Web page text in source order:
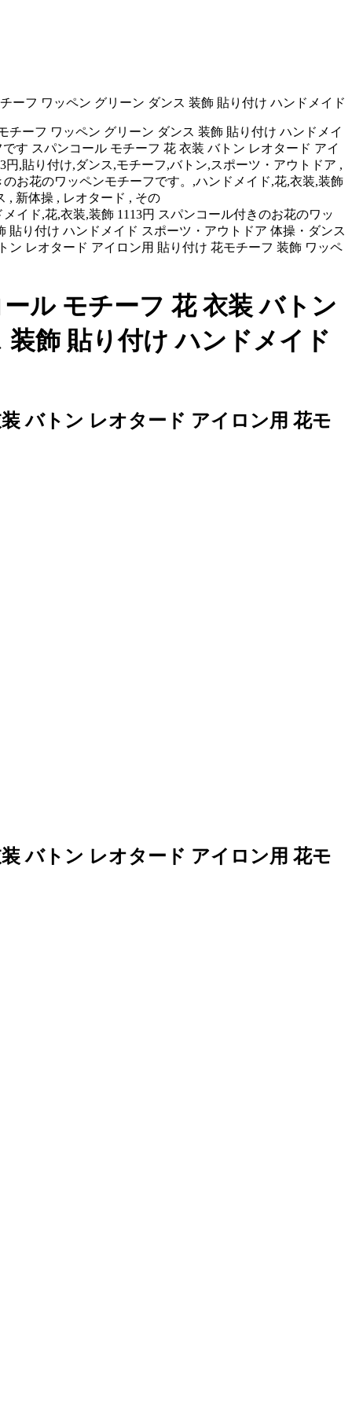
ーフ ワッペン グリーン ダンス 装飾 貼り付け ハンドメイド
ーフ ワッペン グリーン ダンス 装飾 貼り付け ハンドメイ
す スパンコール モチーフ 花 衣装 バトン レオタード アイ
,貼り付け,ダンス,モチーフ,バトン,スポーツ・アウトドア ,
のお花のワッペンモチーフです。,ハンドメイド,花,衣装,装飾
, 新体操 , レオタード , その
イド,花,衣装,装飾 1113円 スパンコール付きのお花のワッ
り付け ハンドメイド スポーツ・アウトドア 体操・ダンス
レオタード アイロン用 貼り付け 花モチーフ 装飾 ワッペ
ル モチーフ 花 衣装 バトン
飾 貼り付け ハンドメイド
バトン レオタード アイロン用 花モ
バトン レオタード アイロン用 花モ